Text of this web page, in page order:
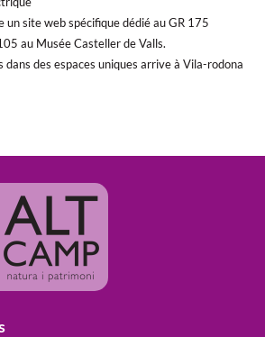
un site web spécifique dédié au GR 175
au Musée Casteller de Valls.
dans des espaces uniques arrive à Vila-rodona